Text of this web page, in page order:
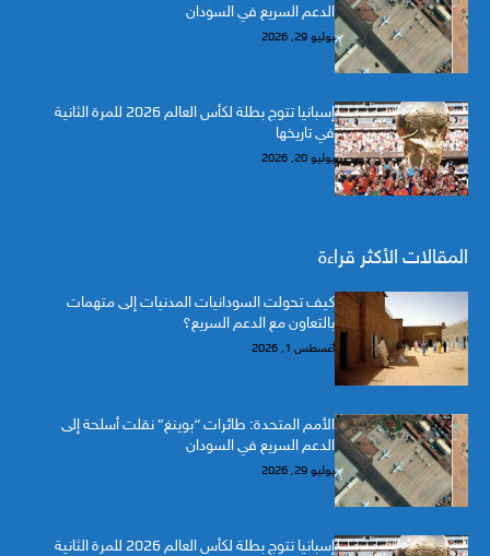
الدعم السريع في السودان
يوليو 29, 2026
إسبانيا تتوج بطلة لكأس العالم 2026 للمرة الثانية
في تاريخها
يوليو 20, 2026
المقالات الأكثر قراءة
كيف تحولت السودانيات المدنيات إلى متهمات
بالتعاون مع الدعم السريع؟
أغسطس 1, 2026
الأمم المتحدة: طائرات “بوينغ” نقلت أسلحة إلى
الدعم السريع في السودان
يوليو 29, 2026
إسبانيا تتوج بطلة لكأس العالم 2026 للمرة الثانية